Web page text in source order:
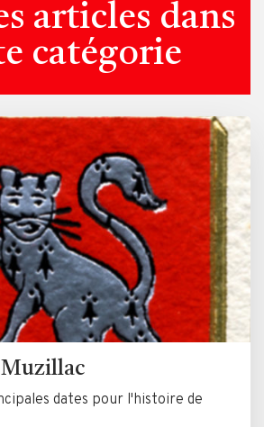
articles dans
catégorie
dates pour l'histoire de